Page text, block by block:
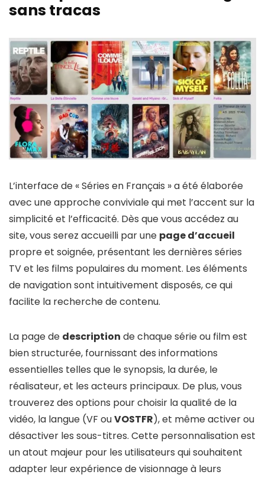
sans tracas
L’interface de « Séries en Français » a été élaborée
avec une approche conviviale qui met l’accent sur la
simplicité et l’efficacité. Dès que vous accédez au
site, vous serez accueilli par une page d’accueil
propre et soignée, présentant les dernières séries
TV et les films populaires du moment. Les éléments
de navigation sont intuitivement disposés, ce qui
facilite la recherche de contenu.
La page de description de chaque série ou film est
bien structurée, fournissant des informations
essentielles telles que le synopsis, la durée, le
réalisateur, et les acteurs principaux. De plus, vous
trouverez des options pour choisir la qualité de la
vidéo, la langue (VF ouVOSTFR), et même activer ou
désactiver les sous-titres. Cette personnalisation est
un atout majeur pour les utilisateurs qui souhaitent
adapter leur expérience de visionnage à leurs